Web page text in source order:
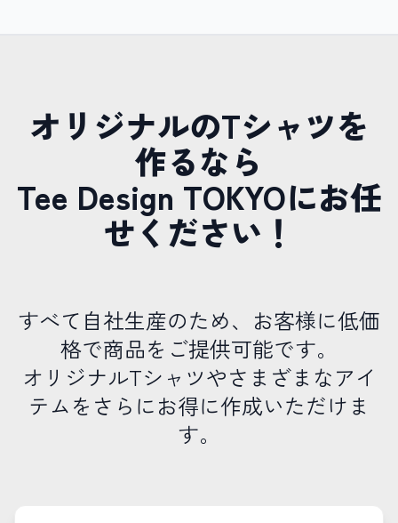
オリジナルのTシャツを
作るなら
Tee Design TOKYOにお任
せください！
すべて自社生産のため、お客様に低価
格で商品をご提供可能です。
オリジナルTシャツやさまざまなアイ
テムをさらにお得に作成いただけま
す。